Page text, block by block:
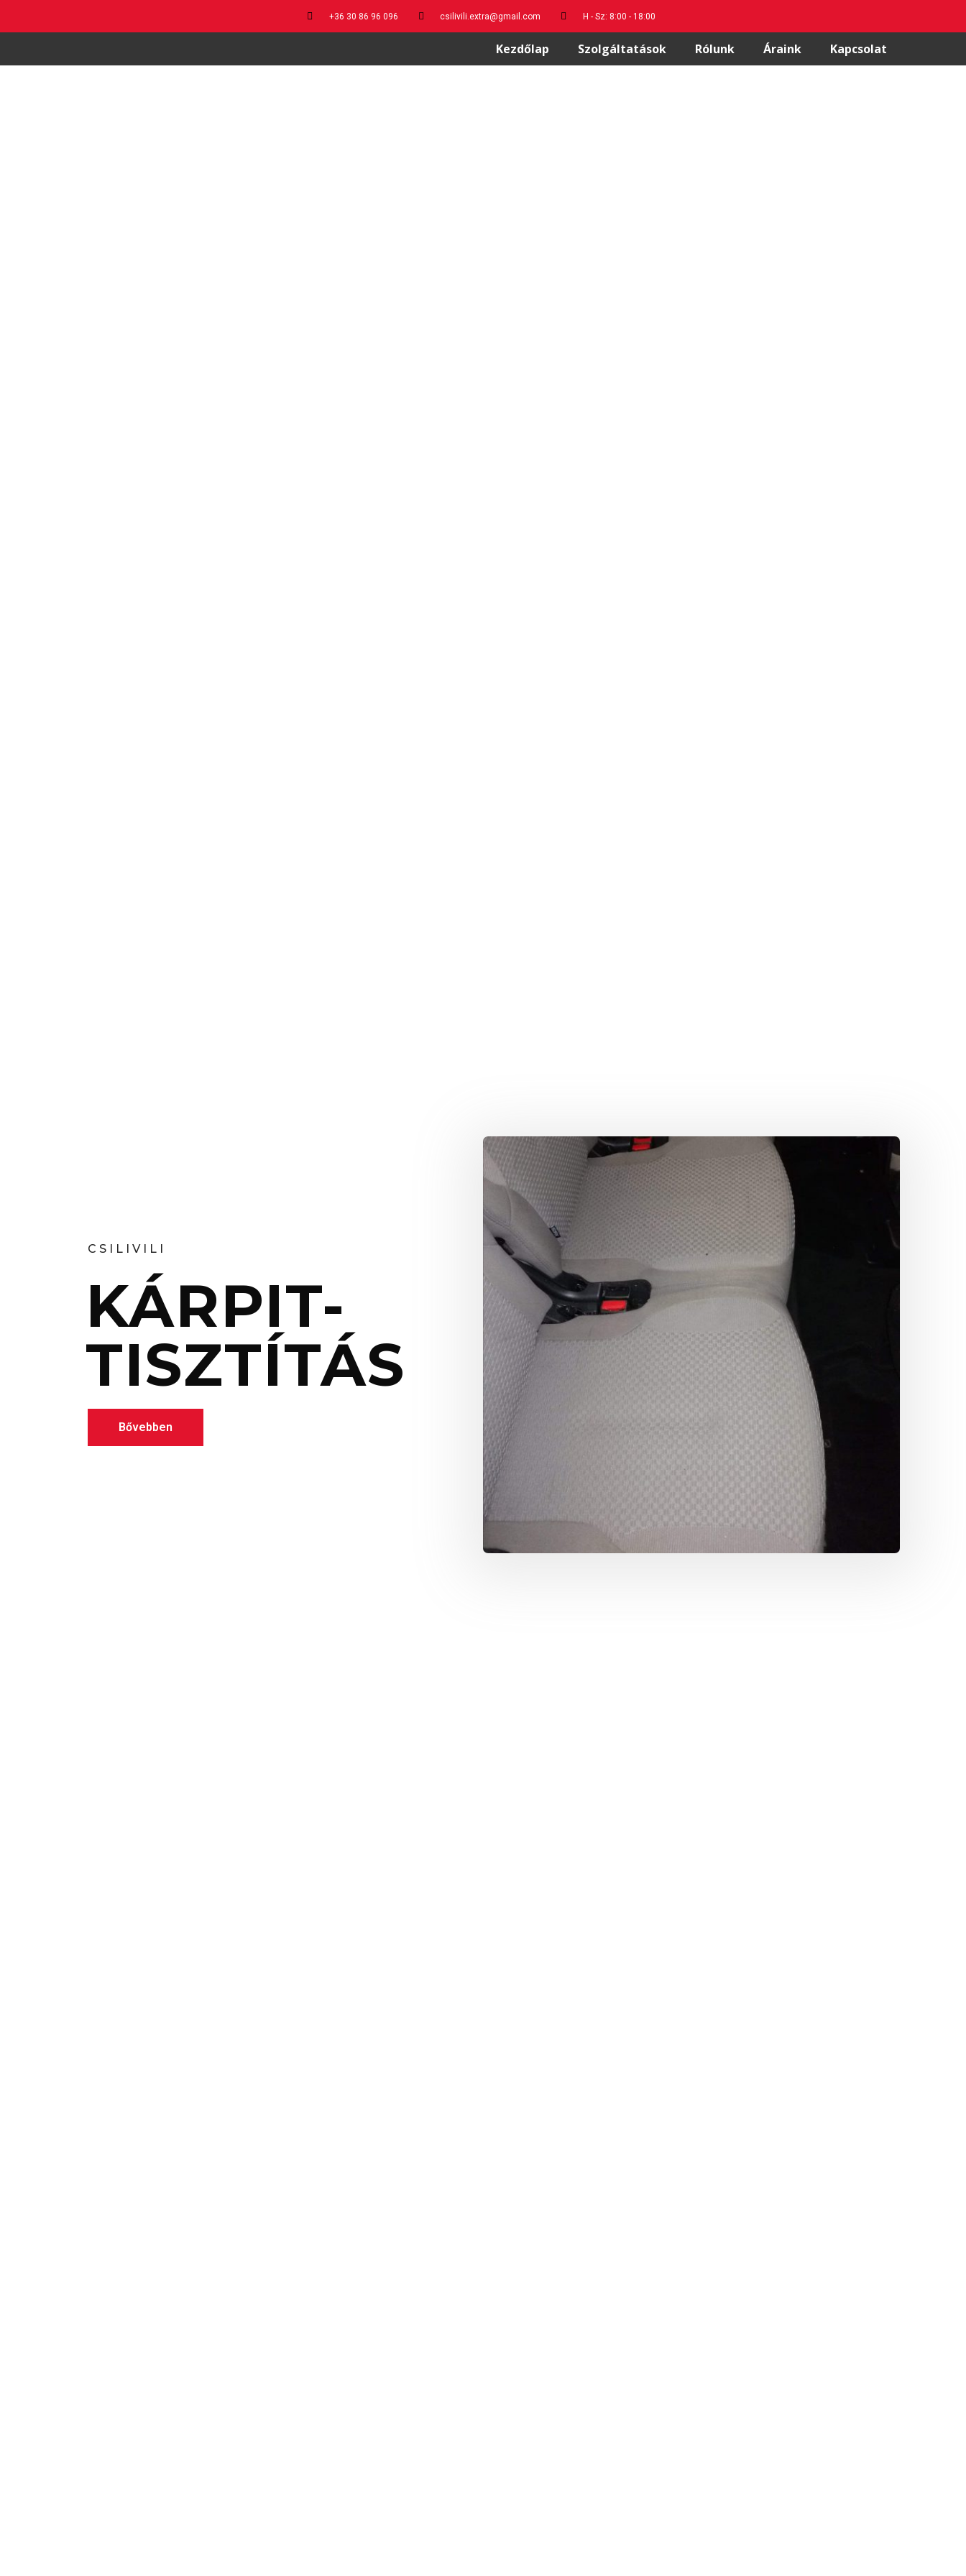
+36 30 86 96 096 csilivili.extra@gmail.com H - Sz: 8:00 - 18:00
Kezdőlap Szolgáltatások Rólunk Áraink Kapcsolat
CSILIVILI
KÁRPIT-
TISZTÍTÁS
Bővebben